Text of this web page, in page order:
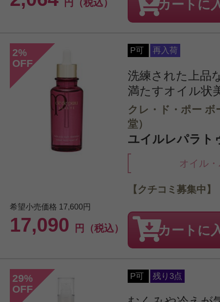
円（税込） カートに
2%
OFF
P可 再入荷
洗練された上品
満たすオイル状
クレ・ド・ポー ボ
堂）
ユイルレパラト
オイル
希望小売価格 17,600円
17,090 円（税込）
【クチコミ募集中】
カートに
29%
OFF
P可 残り3点